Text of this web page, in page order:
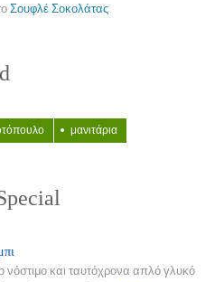
Σουφλέ Σοκολάτας
μανιτάρια
νόστιμο και ταυτόχρονα απλό γλυκό